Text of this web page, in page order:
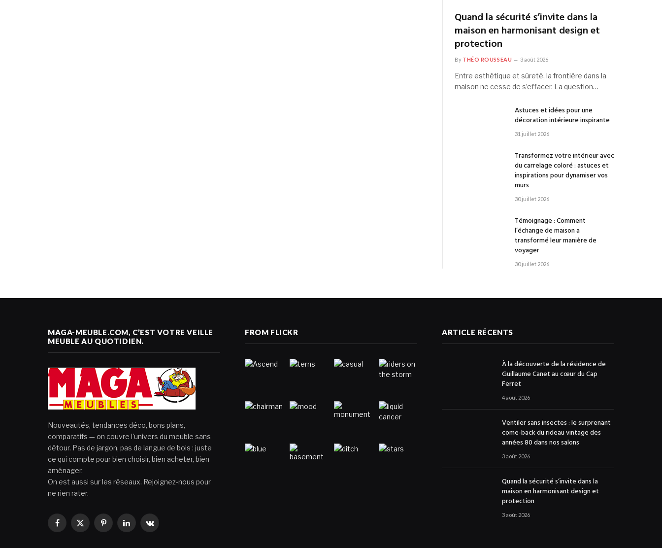
Quand la sécurité s’invite dans la
maison en harmonisant design et
protection
By THÉO ROUSSEAU 3 août 2026
Entre esthétique et sûreté, la frontière dans la
maison ne cesse de s’effacer. La question…
Astuces et idées pour une
décoration intérieure inspirante
31 juillet 2026
Transformez votre intérieur avec
du carrelage coloré : astuces et
inspirations pour dynamiser vos
murs
30 juillet 2026
Témoignage : Comment
l’échange de maison a
transformé leur manière de
voyager
30 juillet 2026
MAGA-MEUBLE.COM, C’EST VOTRE VEILLE
MEUBLE AU QUOTIDIEN.
Nouveautés, tendances déco, bons plans,
comparatifs — on couvre l'univers du meuble sans
détour. Pas de jargon, pas de langue de bois : juste
ce qui compte pour bien choisir, bien acheter, bien
aménager.
On est aussi sur les réseaux. Rejoignez-nous pour
ne rien rater.
Facebook
X
PinterestLinkedInVKontakte
FROM FLICKR ARTICLE RÉCENTS
À la découverte de la résidence de
Guillaume Canet au cœur du Cap
Ferret
4 août 2026
Ventiler sans insectes : le surprenant
come-back du rideau vintage des
années 80 dans nos salons
3 août 2026
Quand la sécurité s’invite dans la
maison en harmonisant design et
protection
3 août 2026